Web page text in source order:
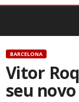
BARCELONA
Vitor
seu